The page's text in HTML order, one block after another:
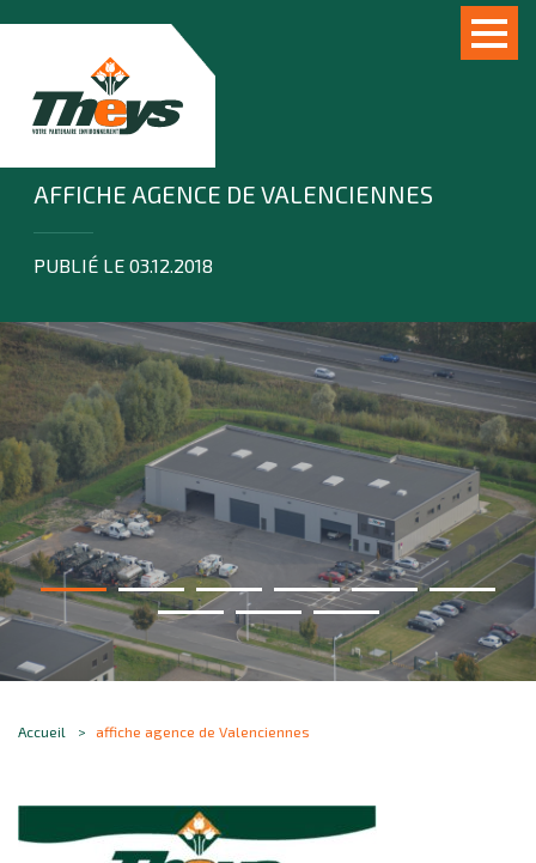
AFFICHE AGENCE DE VALENCIENNES
PUBLIÉ LE 03.12.2018
Accueil affiche agence de Valenciennes